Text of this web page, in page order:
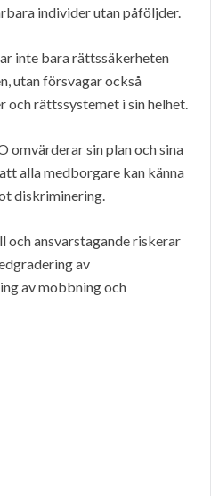
individer utan påföljder.
inte bara rättssäkerheten
utan försvagar också
rättssystemet i sin helhet.
omvärderar sin plan och sina
alla medborgare kan känna
diskriminering.
och ansvarstagande riskerar
av
av mobbning och